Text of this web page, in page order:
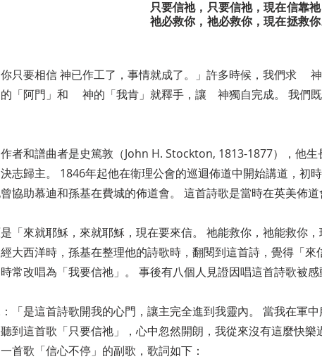
只要信祂，只要信祂，現在信靠祂
祂必救你，祂必救你，現在拯救你
只要相信 神已作工了，事情就成了。」許多時候，我們求
「阿門」和 神的「我肯」就釋手，讓 神獨自完成。 我們
作者和譜曲者是史篤敦（John H. Stockton, 1813-1877），他
志歸主。 1846年起他在衛理公會的巡迴佈道中開始講道，初
協助慕迪和孫基在費城的佈道會。 這首詩歌是當時在英美佈道
「來就耶穌，來就耶穌，現在要來信。 祂能救你，祂能救你
大西洋時，孫基在整理他的詩歌時，翻閱到這首詩，覺得「
常改唱為「我要信祂」。 事後有八個人見證因唱這首詩歌被感
「是這首詩歌開我的心門，讓主完全進到我靈內。 當我在軍
到這首歌「只要信祂」，心中忽然開朗，我從來沒有這麼快
首歌「信心不停」的副歌，歌詞如下：